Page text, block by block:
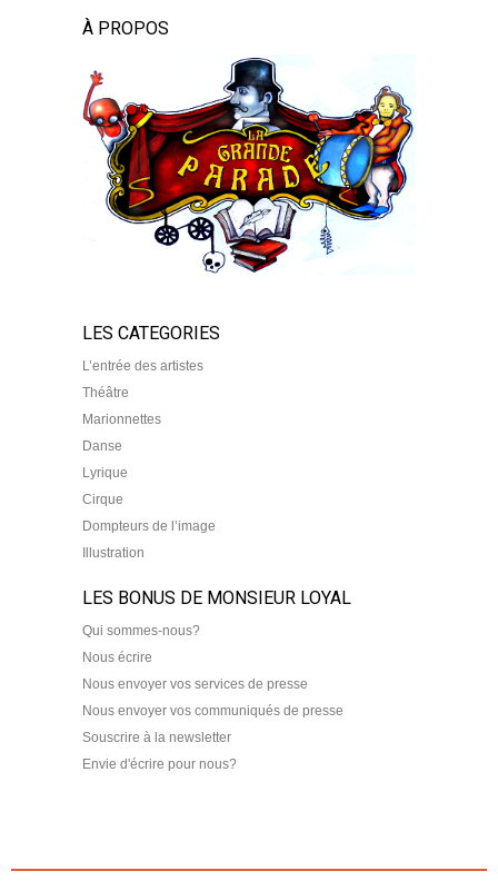
À PROPOS
LES CATEGORIES
L’entrée des artistes
Théâtre
Marionnettes
Danse
Lyrique
Cirque
Dompteurs de l’image
Illustration
LES BONUS DE MONSIEUR LOYAL
Qui sommes-nous?
Nous écrire
Nous envoyer vos services de presse
Nous envoyer vos communiqués de presse
Souscrire à la newsletter
Envie d'écrire pour nous?